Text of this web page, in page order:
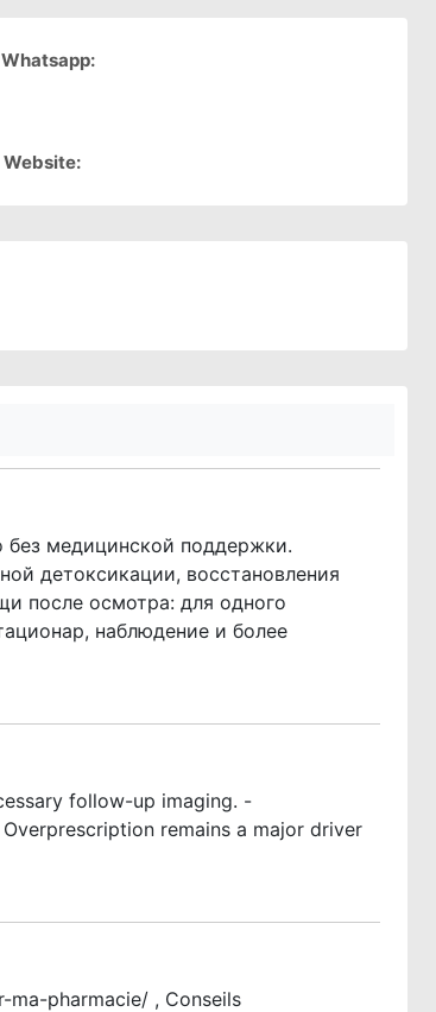
Whatsapp:
Website:
без медицинской поддержки.
детоксикации, восстановления
после осмотра: для одного
наблюдение и более
follow-up imaging. -
remains a major driver
pharmacie/ , Conseils